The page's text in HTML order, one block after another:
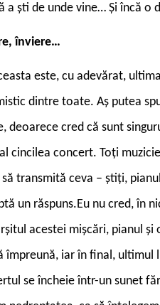
a ști de unde vine… Și încă o
înviere…
este, cu adevărat,
dintre toate. Aș putea
deoarece cred că sunt
cincilea concert. Toți
transmită ceva – știți,
un răspuns.Eu nu cred, în
acestei mișcări, pianul și
împreună, iar în final, ultimul
se încheie într-un sunet